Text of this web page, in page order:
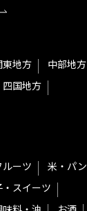
東地方
中部地方
四国地方
ルーツ
米・パン
・スイーツ